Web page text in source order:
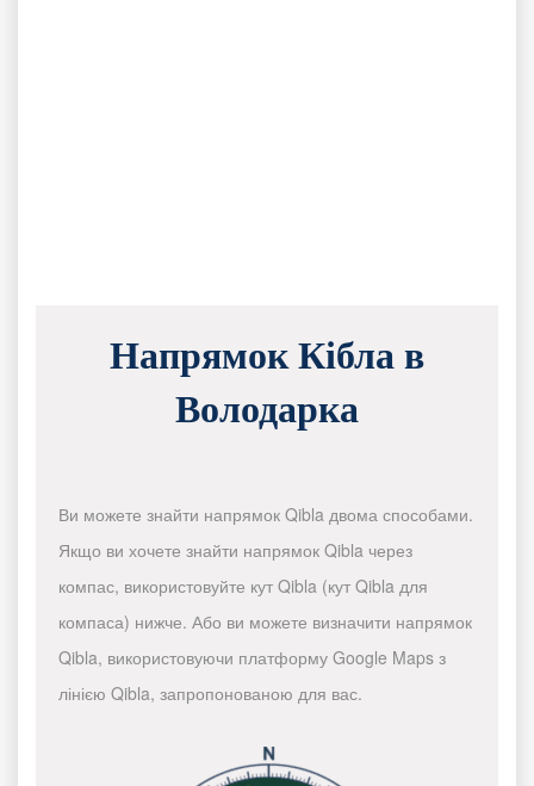
Напрямок Кібла в
Володарка
Ви можете знайти напрямок Qibla двома способами.
Якщо ви хочете знайти напрямок Qibla через
компас, використовуйте кут Qibla (кут Qibla для
компаса) нижче. Або ви можете визначити напрямок
Qibla, використовуючи платформу Google Maps з
лінією Qibla, запропонованою для вас.